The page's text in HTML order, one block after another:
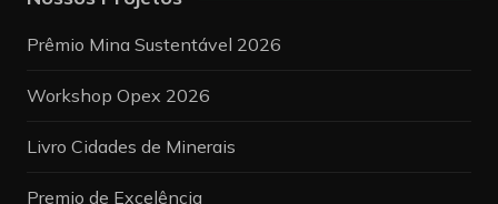
Livro Cidades de Minerais
Premio de Excelência
Categorias
Categorias